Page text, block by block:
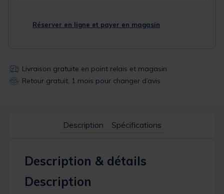
Réserver en ligne et payer en magasin
Livraison gratuite en point relais et magasin
Retour gratuit, 1 mois pour changer d’avis
Description Spécifications
Description & détails
Description